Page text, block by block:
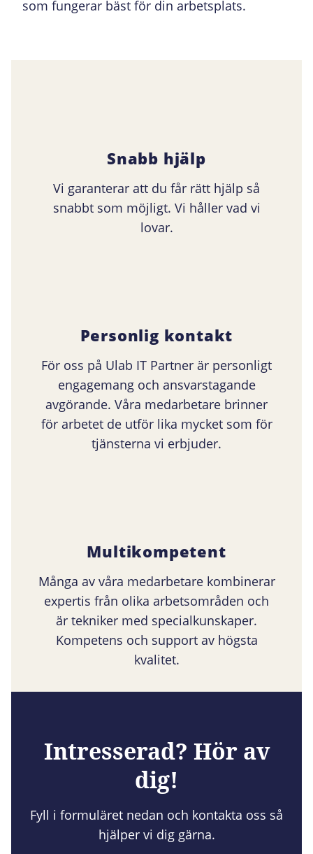
som fungerar bäst för din arbetsplats.
Snabb hjälp
Vi garanterar att du får rätt hjälp så
snabbt som möjligt. Vi håller vad vi
lovar.
Personlig kontakt
För oss på Ulab IT Partner är personligt
engagemang och ansvarstagande
avgörande. Våra medarbetare brinner
för arbetet de utför lika mycket som för
tjänsterna vi erbjuder.
Multikompetent
Många av våra medarbetare kombinerar
expertis från olika arbetsområden och
är tekniker med specialkunskaper.
Kompetens och support av högsta
kvalitet.
Intresserad? Hör av
dig!
Fyll i formuläret nedan och kontakta oss så
hjälper vi dig gärna.